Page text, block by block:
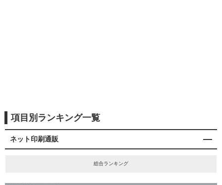
項目別ランキング一覧
ネット印刷通販
総合ランキング